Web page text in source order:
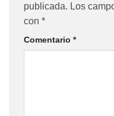
publicada. Los
con *
Comentario *